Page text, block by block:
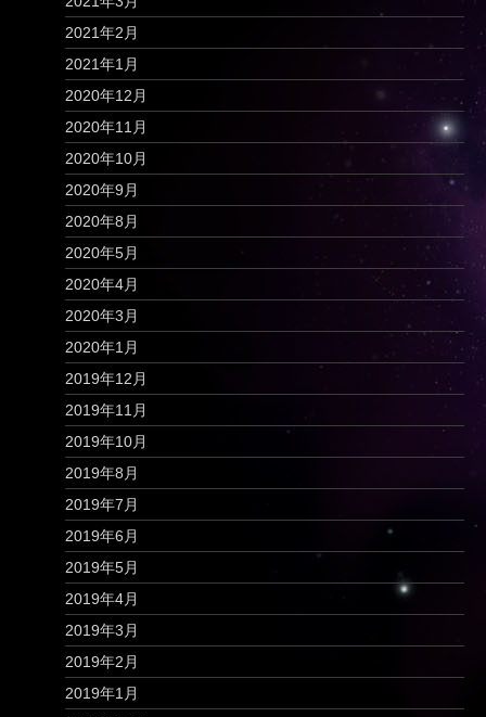
2021年2月
2021年1月
2020年12月
2020年11月
2020年10月
2020年9月
2020年8月
2020年5月
2020年4月
2020年3月
2020年1月
2019年12月
2019年11月
2019年10月
2019年8月
2019年7月
2019年6月
2019年5月
2019年4月
2019年3月
2019年2月
2019年1月